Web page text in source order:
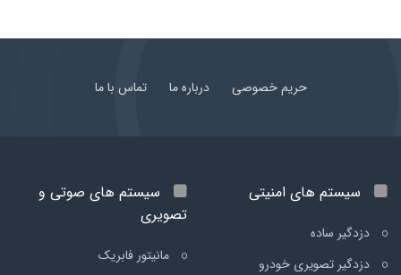
حریم خصوصی درباره ما تماس با ما
سیستم های امنیتی
دزدگیر ساده
دزدگیر تصویری خودرو
سیستم های صوتی و
تصویری
مانیتور فابریک